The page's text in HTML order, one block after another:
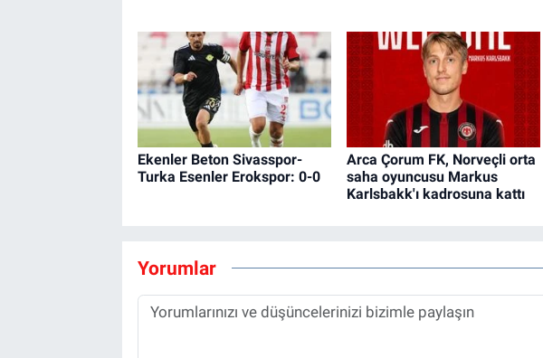
Ekenler Beton Sivasspor-
Turka Esenler Erokspor: 0-0
Arca Çorum FK, Norveçli orta
saha oyuncusu Markus
Karlsbakk'ı kadrosuna kattı
Yorumlar